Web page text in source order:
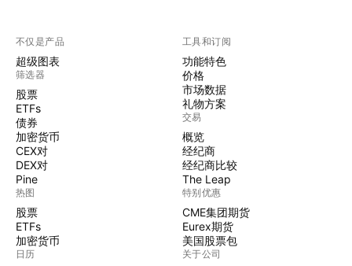
不仅是产品
超级图表
筛选器
股票
ETFs
债券
加密货币
CEX对
DEX对
Pine
热图
股票
ETFs
加密货币
日历
工具和订阅
功能特色
价格
市场数据
礼物方案
交易
概览
经纪商
经纪商比较
The Leap
特别优惠
CME集团期货
Eurex期货
美国股票包
关于公司